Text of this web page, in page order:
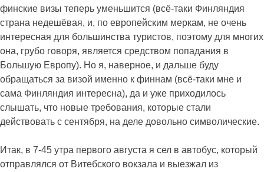
финские визы теперь уменьшится (всё-таки Финляндия
страна недешёвая, и, по европейским меркам, не очень
интересная для большинства туристов, поэтому для многих
она, грубо говоря, является средством попадания в
Большую Европу). Но я, наверное, и дальше буду
обращаться за визой именно к финнам (всё-таки мне и
сама Финляндия интересна), да и уже приходилось
слышать, что новые требования, которые стали
действовать с сентября, на деле довольно символические.
Итак, в 7-45 утра первого августа я сел в автобус, который
отправлялся от Витебского вокзала и выезжал из